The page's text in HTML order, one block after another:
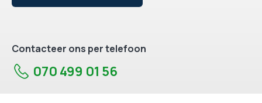
Contacteer ons per telefoon
070 499 01 56